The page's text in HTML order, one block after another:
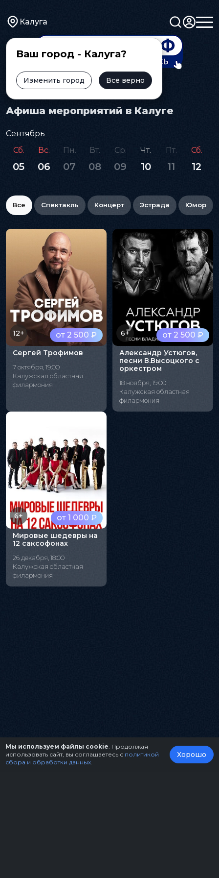
Калуга
Ваш город - Калуга?
Изменить город Всё верно
Главная Афиша
Афиша мероприятий в Калуге
Сентябрь
Сб.
05
Вс.
06
Пн.
07
Вт.
08
Ср.
09
Чт.
10
Пт.
11
Сб.
12
Все Спектакль Концерт Эстрада Юмор
от 2 500 ₽
12+
Сергей Трофимов
7 октября, 19:00
Калужская областная
филармония
от 2 500 ₽
6+
Александр Устюгов,
песни В.Высоцкого с
оркестром
18 ноября, 19:00
Калужская областная
филармония
от 1 000 ₽
6+
Мировые шедевры на
12 саксофонах
26 декабря, 18:00
Калужская областная
филармония
Мы используем файлы cookie . Продолжая
использовать сайт, вы соглашаетесь с политикой
сбора и обработки данных
Хорошо